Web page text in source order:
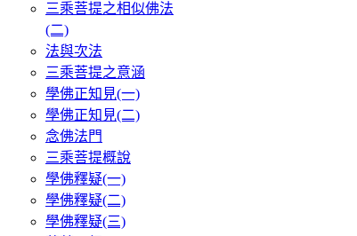
三乘菩提之相似佛法
(二)
法與次法
三乘菩提之意涵
學佛正知見(一)
學佛正知見(二)
念佛法門
三乘菩提概說
學佛釋疑(一)
學佛釋疑(二)
學佛釋疑(三)